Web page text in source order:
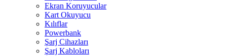
Ekran Koruyucular
Kart Okuyucu
Kılıflar
Powerbank
Şarj Cihazları
Şarj Kabloları